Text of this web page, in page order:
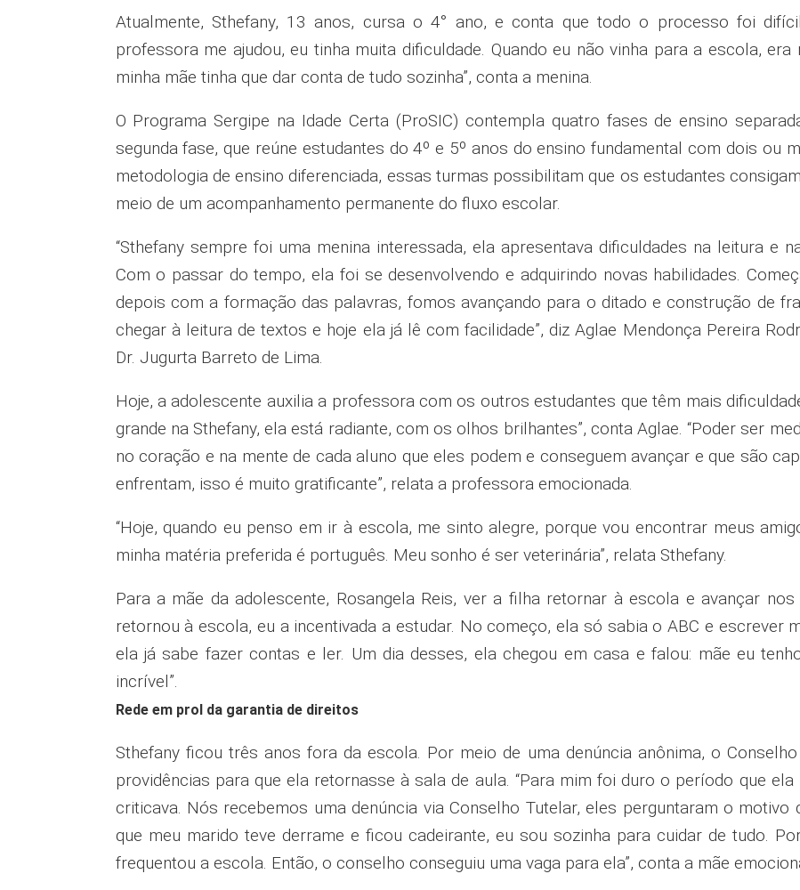
Atualmente, Sthefany, 13 anos, cursa o 4° ano, e conta que todo o processo foi
professora me ajudou, eu tinha muita dificuldade. Quando eu não vinha para a escola,
minha mãe tinha que dar conta de tudo sozinha”, conta a menina.
O Programa Sergipe na Idade Certa (ProSIC) contempla quatro fases de ensino
segunda fase, que reúne estudantes do 4º e 5º anos do ensino fundamental com dois ou
metodologia de ensino diferenciada, essas turmas possibilitam que os estudantes
meio de um acompanhamento permanente do fluxo escolar.
“Sthefany sempre foi uma menina interessada, ela apresentava dificuldades na leitura e
Com o passar do tempo, ela foi se desenvolvendo e adquirindo novas habilidades.
depois com a formação das palavras, fomos avançando para o ditado e construção de
chegar à leitura de textos e hoje ela já lê com facilidade”, diz Aglae Mendonça Pereira
Dr. Jugurta Barreto de Lima.
Hoje, a adolescente auxilia a professora com os outros estudantes que têm mais
grande na Sthefany, ela está radiante, com os olhos brilhantes”, conta Aglae. “Poder ser
no coração e na mente de cada aluno que eles podem e conseguem avançar e que são
enfrentam, isso é muito gratificante”, relata a professora emocionada.
“Hoje, quando eu penso em ir à escola, me sinto alegre, porque vou encontrar meus
minha matéria preferida é português. Meu sonho é ser veterinária”, relata Sthefany.
Para a mãe da adolescente, Rosangela Reis, ver a filha retornar à escola e avançar
retornou à escola, eu a incentivada a estudar. No começo, ela só sabia o ABC e escrever
ela já sabe fazer contas e ler. Um dia desses, ela chegou em casa e falou: mãe eu
incrível”.
Rede em prol da garantia de direitos
Sthefany ficou três anos fora da escola. Por meio de uma denúncia anônima, o
providências para que ela retornasse à sala de aula. “Para mim foi duro o período que
criticava. Nós recebemos uma denúncia via Conselho Tutelar, eles perguntaram o
que meu marido teve derrame e ficou cadeirante, eu sou sozinha para cuidar de tudo.
frequentou a escola. Então, o conselho conseguiu uma vaga para ela”, conta a mãe